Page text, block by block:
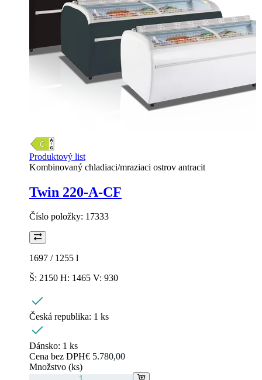
Produktový list
Kombinovaný chladiaci/mraziaci ostrov antracit
Twin 220-A-CF
Číslo položky: 17333
1697 / 1255 l
Š: 2150 H: 1465 V: 930
Česká republika: 1 ks
Dánsko: 1 ks
Cena bez DPH€ 5.780,00
Množstvo (ks)